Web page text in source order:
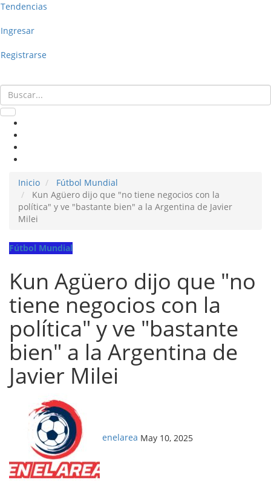
Tendencias
Ingresar
Registrarse
Inicio
Fútbol Mundial
Kun Agüero dijo que "no tiene negocios con la
política" y ve "bastante bien" a la Argentina de Javier
Milei
Fútbol Mundial
Kun Agüero dijo que "no
tiene negocios con la
política" y ve "bastante
bien" a la Argentina de
Javier Milei
enelarea May 10, 2025